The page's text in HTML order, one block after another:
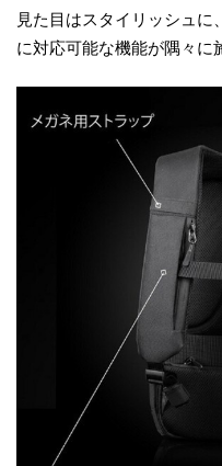
見た目はスタイリッシュ
に対応可能な機能が隅々に